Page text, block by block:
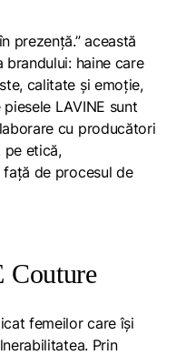
prezență.” această
haine care
calitate și emoție,
LAVINE sunt
cu producători
pe etică,
de procesul de
Couture
femeilor care își
Prin